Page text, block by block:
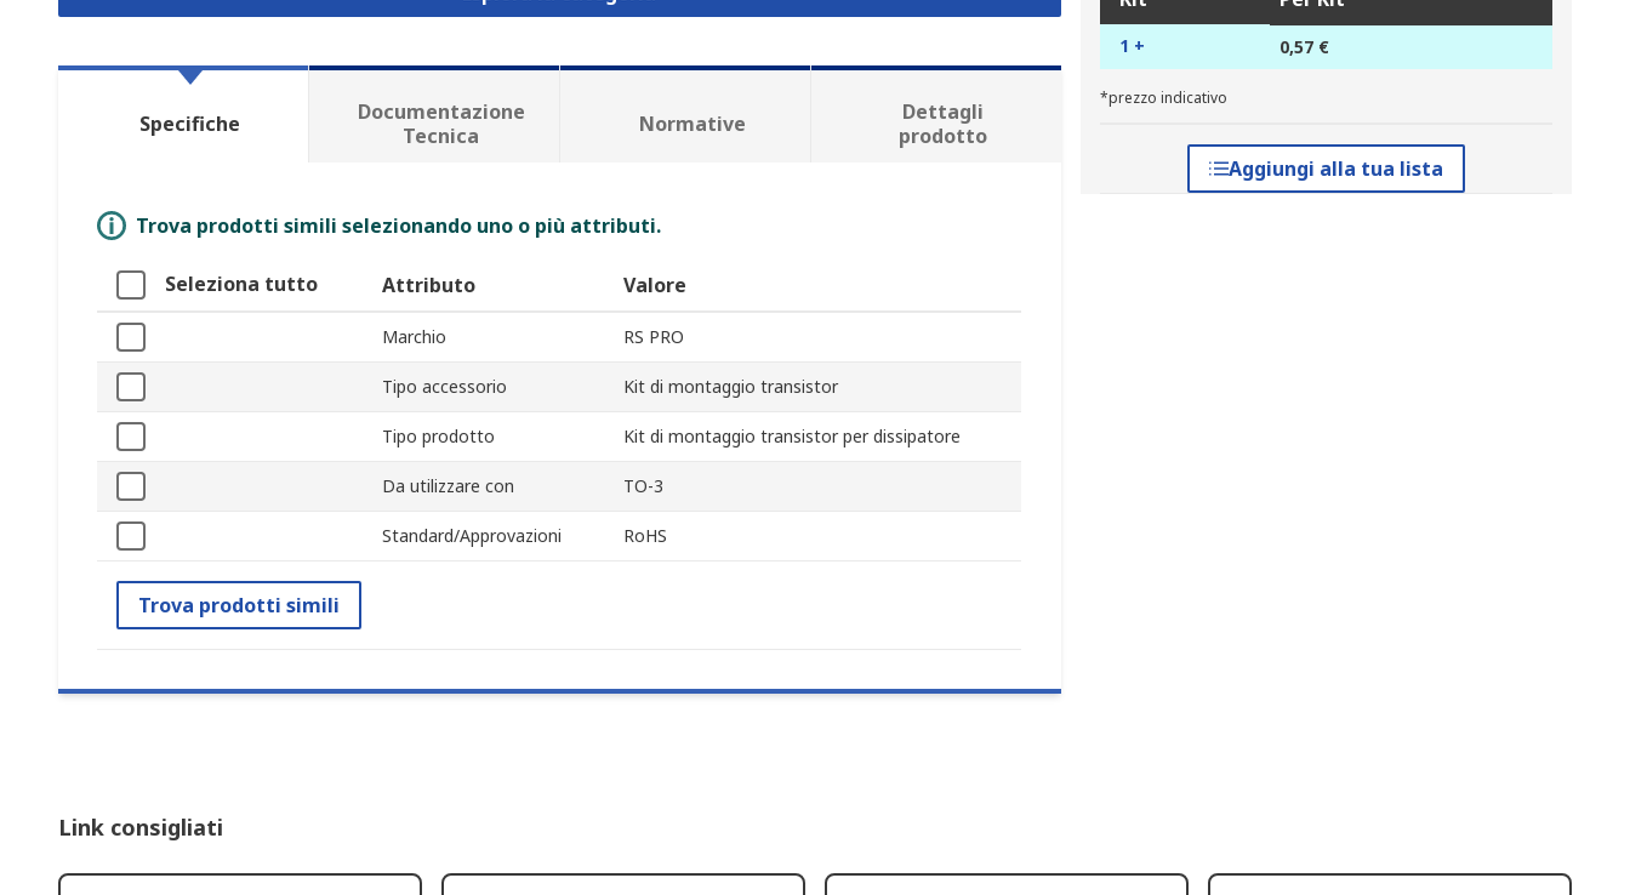
1 + 0,57 €
*prezzo indicativo
Aggiungi alla tua lista
Specifiche
Documentazione
Tecnica
Normative
Dettagli
prodotto
Trova prodotti simili selezionando uno o più attributi.
Seleziona tutto Attributo Valore
Marchio RS PRO
Tipo accessorio Kit di montaggio transistor
Tipo prodotto Kit di montaggio transistor per dissipatore
Da utilizzare con TO-3
Standard/Approvazioni RoHS
Trova prodotti simili
Link consigliati